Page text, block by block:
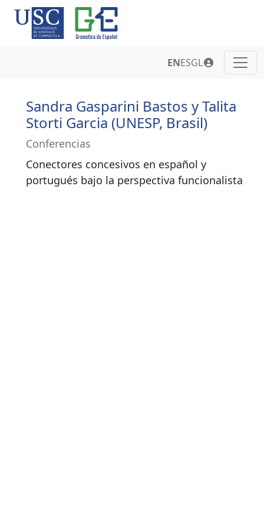
ENESGL
Sandra Gasparini Bastos y Talita
Storti Garcia (UNESP, Brasil)
Conferencias
Conectores concesivos en español y
portugués bajo la perspectiva funcionalista